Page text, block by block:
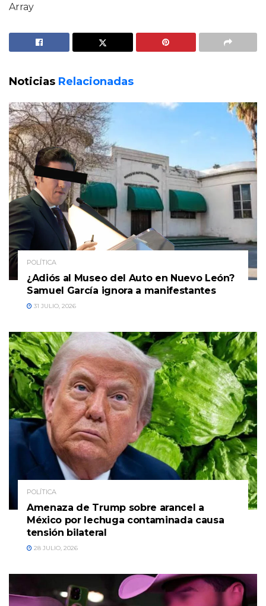
Array
Noticias Relacionadas
POLÍTICA
¿Adiós al Museo del Auto en Nuevo León?
Samuel García ignora a manifestantes
31 JULIO, 2026
POLÍTICA
Amenaza de Trump sobre arancel a
México por lechuga contaminada causa
tensión bilateral
28 JULIO, 2026